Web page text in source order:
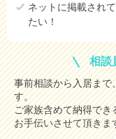
ネットに掲載され
たい！
相談
事前相談から入居ま
す。
ご家族含めて納得で
お手伝いさせて頂きま